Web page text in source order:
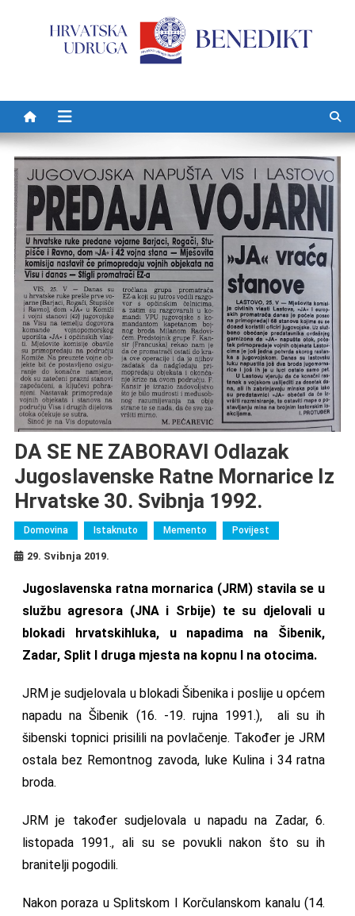
DA SE NE ZABORAVI Odlazak
Jugoslavenske Ratne Mornarice Iz
Hrvatske 30. Svibnja 1992.
Domovina Istaknuto Memento Povijest
29. Svibnja 2019.
Jugoslavenska ratna mornarica (JRM) stavila se u
službu agresora (JNA i Srbije) te su djelovali u
blokadi hrvatskihluka, u napadima na Šibenik,
Zadar, Split I druga mjesta na kopnu I na otocima.
JRM je sudjelovala u blokadi Šibenika i poslije u općem
napadu na Šibenik (16. -19. rujna 1991.), ali su ih
šibenski topnici prisilili na povlačenje. Također je JRM
ostala bez Remontnog zavoda, luke Kulina i 34 ratna
broda.
JRM je također sudjelovala u napadu na Zadar, 6.
listopada 1991., ali su se povukli nakon što su ih
branitelji pogodili.
Nakon poraza u Splitskom I Korčulanskom kanalu (14.